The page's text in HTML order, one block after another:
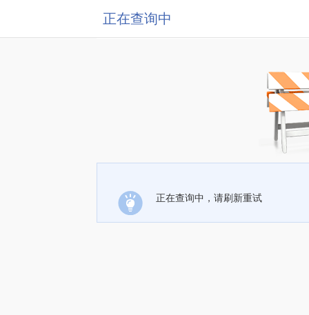
正在查询中
正在查询中，请刷新重试